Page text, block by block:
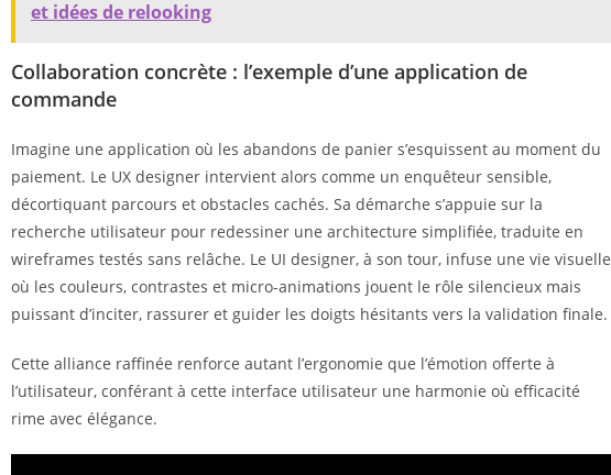
et idées de relooking
Collaboration concrète : l’exemple d’une application de
commande
Imagine une application où les abandons de panier s’esquissent au moment du
paiement. Le UX designer intervient alors comme un enquêteur sensible,
décortiquant parcours et obstacles cachés. Sa démarche s’appuie sur la
recherche utilisateur pour redessiner une architecture simplifiée, traduite en
wireframes testés sans relâche. Le UI designer, à son tour, infuse une vie visuelle
où les couleurs, contrastes et micro-animations jouent le rôle silencieux mais
puissant d’inciter, rassurer et guider les doigts hésitants vers la validation finale.
Cette alliance raffinée renforce autant l’ergonomie que l’émotion offerte à
l’utilisateur, conférant à cette interface utilisateur une harmonie où efficacité
rime avec élégance.